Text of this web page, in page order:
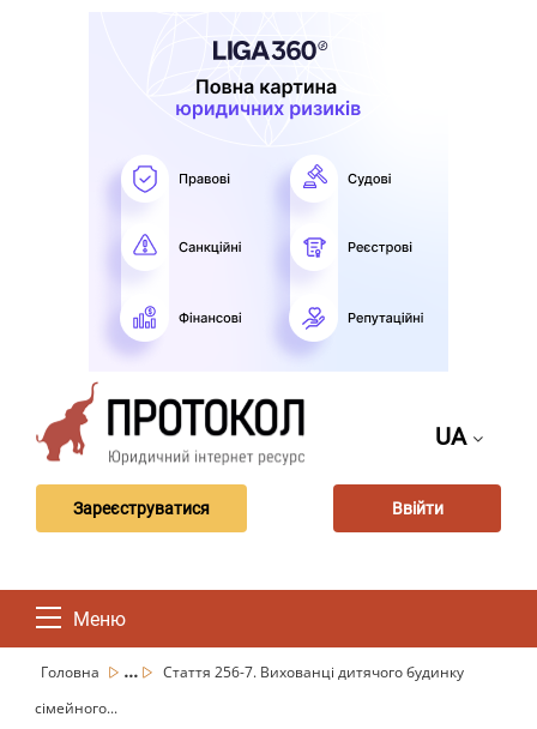
UA
Зареєструватися Ввійти
Меню
Головна ...
Стаття 256-7. Вихованці дитячого будинку
сімейного...